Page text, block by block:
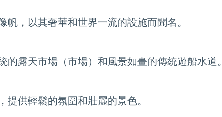
帆，以其奢華和世界一流的設施而聞名。
的露天市場（市場）和風景如畫的傳統遊船水道。
提供輕鬆的氛圍和壯麗的景色。